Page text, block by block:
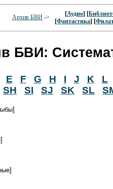
Архив БВИ -> [Аудио] [
[Фантастика] [
БВИ:
E F G H I J K L
SH SI SJ SK SL